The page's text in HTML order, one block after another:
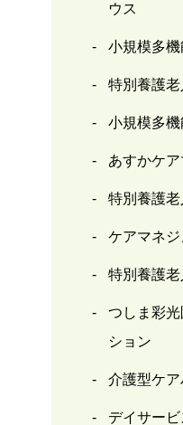
ウス
小規模多
特別養護
小規模多
あすかケ
特別養護
ケアマネ
特別養護
つしま彩
ション
介護型ケ
デイサー